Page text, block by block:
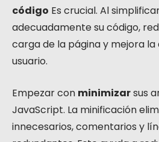
código Es crucial. Al
adecuadamente su código,
carga de la página y mejora
usuario.
Empezar con minimizarsus
JavaScript. La minificación
innecesarios, comentarios y